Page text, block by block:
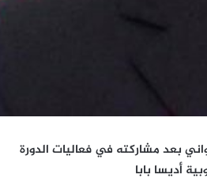
بعد مشاركته في فعاليات الدورة
أديسا بابا